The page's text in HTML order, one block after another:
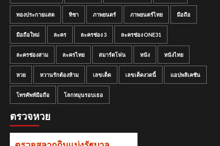
ทองประกายแสด ทิชา ภาพยนตร์ ภาพยนตร์ไทย มือถือ
มือถือใหม่ ละคร ละครช่อง 3 ละครช่อง ONE31
ละครช่องสาม ละครไทย สมาร์ตโฟน หนัง หนังไทย
หวย หวานรักต้องห้าม เลขเด็ด เลขเด็ดงวดนี้ แอปพลิเคชัน
โทรศัพท์มือถือ โลกหมุนรอบเธอ
ตรวจหวย